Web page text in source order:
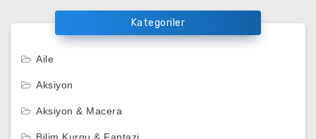
Kategoriler
Aile
Aksiyon
Aksiyon & Macera